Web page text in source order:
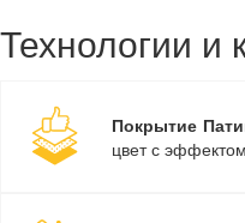
Технологии и
Покрытие
цвет с